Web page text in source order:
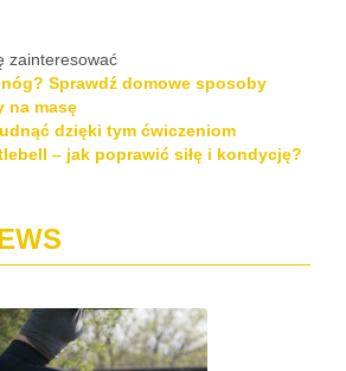
zainteresować
Sprawdź domowe sposoby
na masę
dzięki tym ćwiczeniom
– jak poprawić siłę i kondycję?